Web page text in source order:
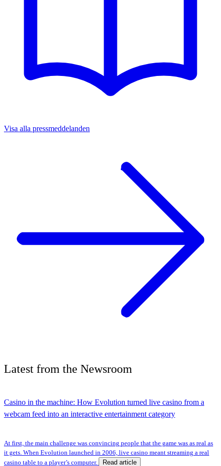
Visa alla pressmeddelanden
Latest from the Newsroom
Casino in the machine: How Evolution turned live casino from a
webcam feed into an interactive entertainment category
At first, the main challenge was convincing people that the game was as real as
it gets. When Evolution launched in 2006, live casino meant streaming a real
casino table to a player’s computer.
Read article